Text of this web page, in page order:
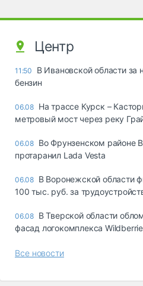
Центр
11:50
В Ивановской области
бензин
06.08 На трассе Курск –
метровый мост через реку
06.08 Во Фрунзенском районе
протаранил Lada Vesta
06.08 В Воронежской области
100 тыс. руб. за
06.08 В Тверской области
фасад логокомплекса
Все новости